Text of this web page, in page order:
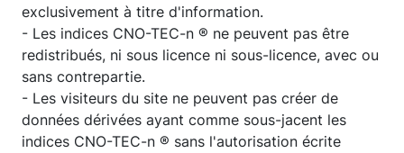
exclusivement à titre d'information.
- Les indices CNO-TEC-n ® ne peuvent pas être
redistribués, ni sous licence ni sous-licence, avec ou
sans contrepartie.
- Les visiteurs du site ne peuvent pas créer de
données dérivées ayant comme sous-jacent les
indices CNO-TEC-n ® sans l'autorisation écrite